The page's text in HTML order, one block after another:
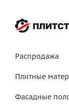
Распродажа
Плитные
Фасадные